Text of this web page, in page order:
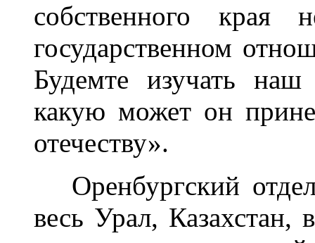
собственного
государственном
Будемте изучать
какую может он
отечеству».
Оренбургский
весь Урал,